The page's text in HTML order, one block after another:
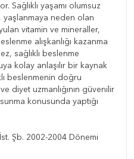
Sağlıklı yaşamı olumsuz
neden olan
vitamin ve mineraller,
alışkanlığı kazanma
sağlıklı beslenme
kolay anlaşılır bir kaynak
beslenmenin doğru
diyet uzmanlığının güvenilir
konusunda yaptığı
Şb. 2002-2004 Dönemi